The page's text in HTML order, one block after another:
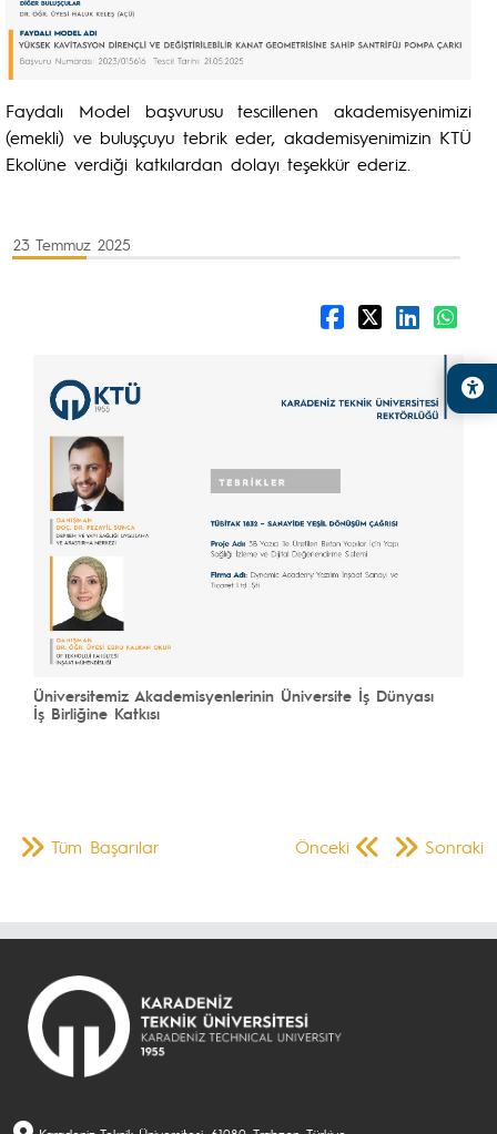
Faydalı Model başvurusu tescillenen akademisyenimizi
(emekli) ve buluşçuyu tebrik eder, akademisyenimizin KTÜ
Ekolüne verdiği katkılardan dolayı teşekkür ederiz.
23 Temmuz 2025
Üniversitemiz Akademisyenlerinin Üniversite İş Dünyası
İş Birliğine Katkısı
Önceki Sonraki
Tüm Başarılar